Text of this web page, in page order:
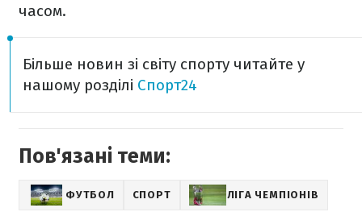
часом.
Більше новин зі світу спорту читайте у
нашому розділі Спорт24
Пов'язані теми:
ФУТБОЛ СПОРТ ЛІГА ЧЕМПІОНІВ